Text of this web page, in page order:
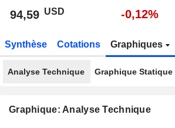
94,59 USD -0,12%
Synthèse Cotations Graphiques
Analyse Technique Graphique Statique
Graphique: Analyse Technique